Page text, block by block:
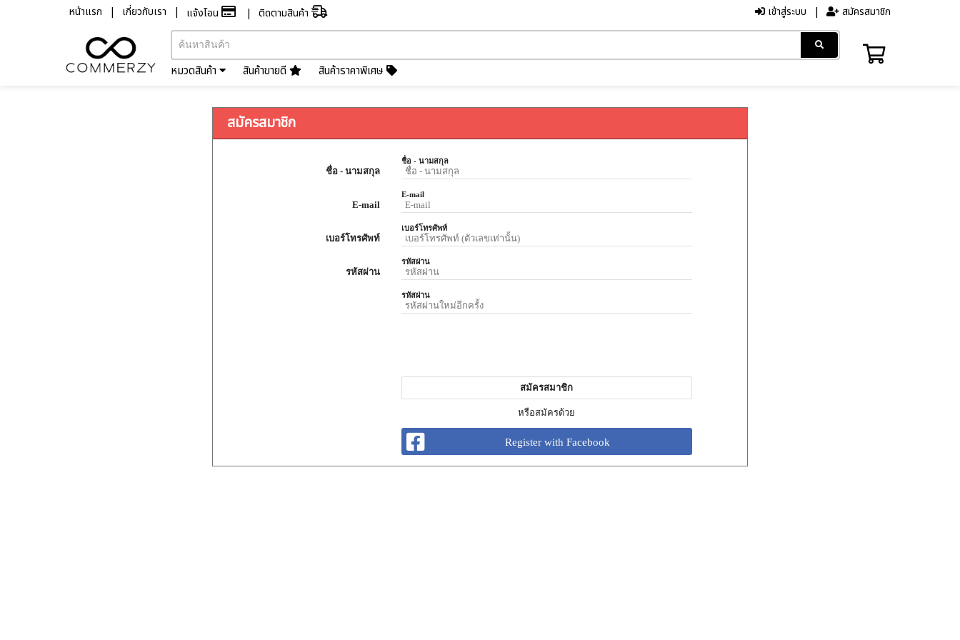
หน้าแรก เกี่ยวกับเรา แจ้งโอน ติดตามสินค้า เข้าสู่ระบบ สมัครสมาชิก
หมวดสินค้า สินค้าขายดี สินค้าราคาพิเศษ
สมัครสมาชิก
ชื่อ - นามสกุล
E-mail
เบอร์โทรศัพท์
รหัสผ่าน
ชื่อ - นามสกุล
E-mail
เบอร์โทรศัพท์
รหัสผ่าน
รหัสผ่าน
สมัครสมาชิก
หรือสมัครด้วย
Register with Facebook